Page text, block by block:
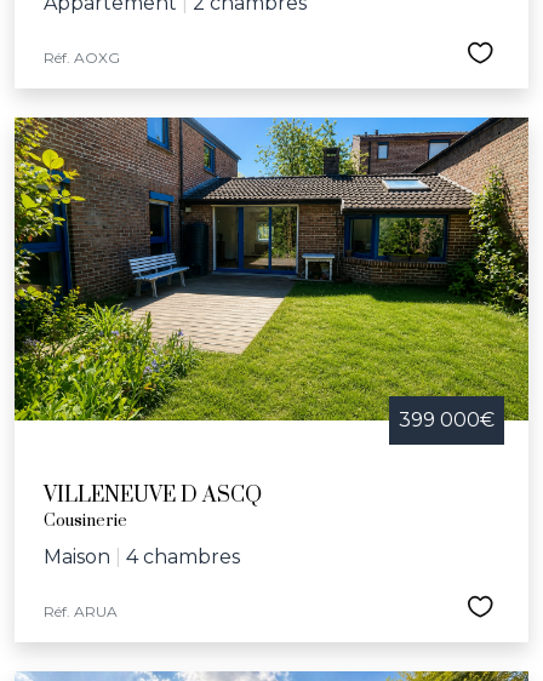
Réf. AOXG
399 000€
VILLENEUVE D ASCQ
Cousinerie
Maison 4 chambres
Réf. ARUA